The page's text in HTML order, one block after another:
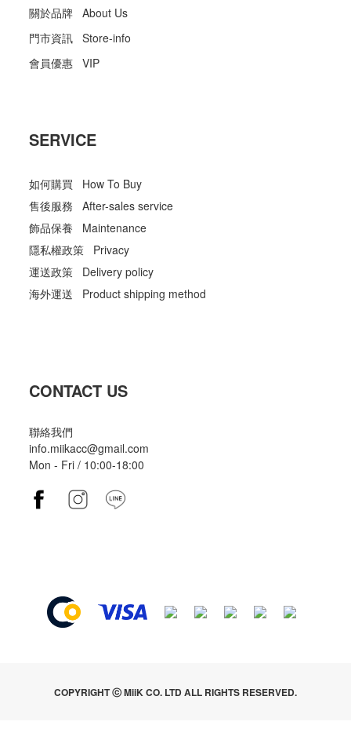
關於品牌 About Us
門市資訊 Store-info
會員優惠 VIP
SERVICE
如何購買 How To Buy
售後服務 After-sales service
飾品保養 Maintenance
隱私權政策 Privacy
運送政策 Delivery policy
海外運送 Product shipping method
CONTACT US
聯絡我們
info.miikacc@gmail.com
Mon - Fri / 10:00-18:00
COPYRIGHT ⓒ MiiK CO. LTD ALL RIGHTS RESERVED.